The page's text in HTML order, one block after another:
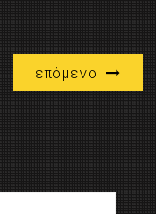
επόμενο